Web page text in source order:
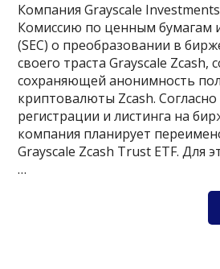
Компания Grayscale
Комиссию по ценным
(SEC) о преобразовании в
своего траста Grayscale Zcash,
сохраняющей анонимность
криптовалюты Zcash. Согласно
регистрации и листинга на
компания планирует
Grayscale Zcash Trust ETF. Для
…